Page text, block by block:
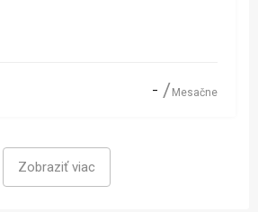
- Mesačne
Zobraziť viac